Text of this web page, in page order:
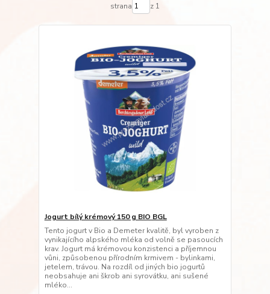
strana z 1
Jogurt bílý krémový 150 g BIO BGL
Tento jogurt v Bio a Demeter kvalitě, byl vyroben z
vynikajícího alpského mléka od volně se pasoucích
krav. Jogurt má krémovou konzistenci a příjemnou
vůni, způsobenou přírodním krmivem - bylinkami,
jetelem, trávou. Na rozdíl od jiných bio jogurtů
neobsahuje ani škrob ani syrovátku, ani sušené
mléko...